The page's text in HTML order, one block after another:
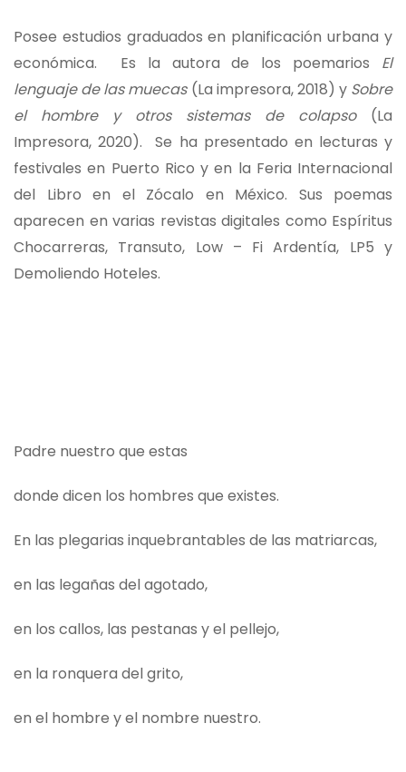
Posee estudios graduados en planificación urbana y
económica. Es la autora de los poemarios El
lenguaje de las muecas(La impresora, 2018) y Sobre
el hombre y otros sistemas de colapso(La
Impresora, 2020). Se ha presentado en lecturas y
festivales en Puerto Rico y en la Feria Internacional
del Libro en el Zócalo en México. Sus poemas
aparecen en varias revistas digitales como Espíritus
Chocarreras, Transuto, Low – Fi Ardentía, LP5 y
Demoliendo Hoteles.
Padre nuestro que estas
donde dicen los hombres que existes.
En las plegarias inquebrantables de las matriarcas,
en las legañas del agotado,
en los callos, las pestanas y el pellejo,
en la ronquera del grito,
en el hombre y el nombre nuestro.